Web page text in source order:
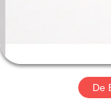
VERZOEK
De